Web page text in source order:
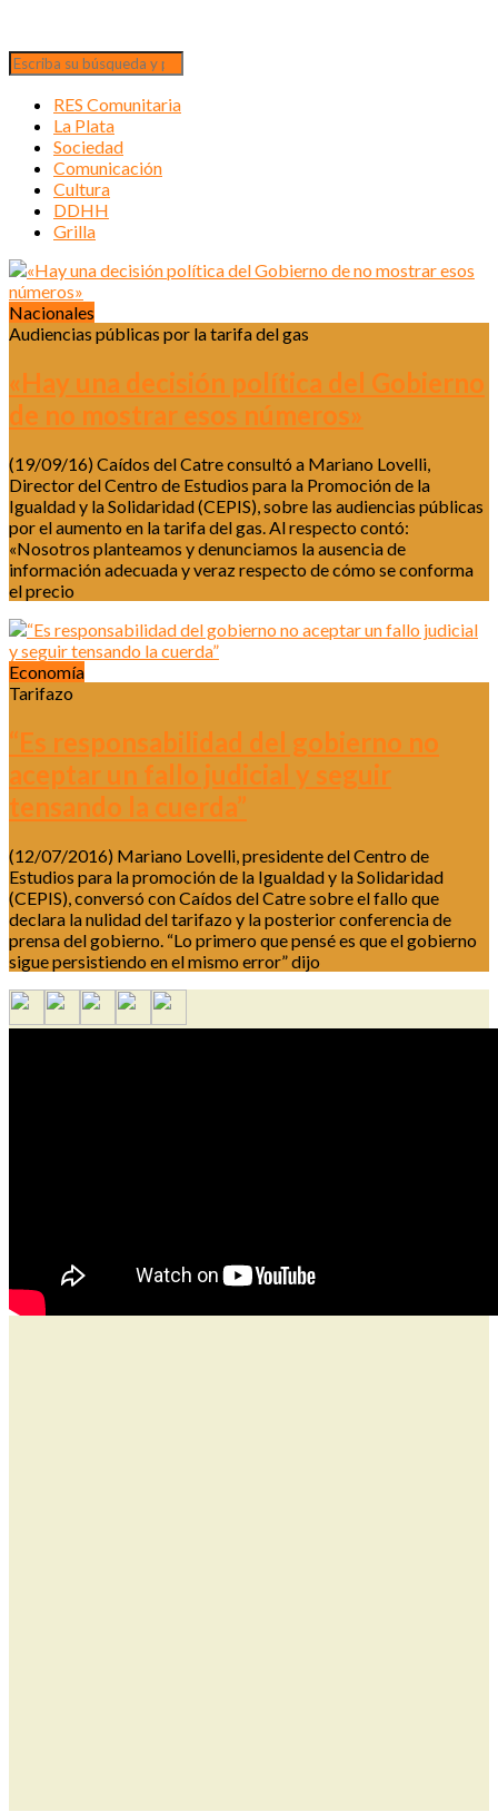
RES Comunitaria
La Plata
Sociedad
Comunicación
Cultura
DDHH
Grilla
Nacionales
Audiencias públicas por la tarifa del gas
«Hay una decisión política del Gobierno
de no mostrar esos números»
(19/09/16) Caídos del Catre consultó a Mariano Lovelli,
Director del Centro de Estudios para la Promoción de la
Igualdad y la Solidaridad (CEPIS), sobre las audiencias públicas
por el aumento en la tarifa del gas. Al respecto contó:
«Nosotros planteamos y denunciamos la ausencia de
información adecuada y veraz respecto de cómo se conforma
el precio
Economía
Tarifazo
“Es responsabilidad del gobierno no
aceptar un fallo judicial y seguir
tensando la cuerda”
(12/07/2016) Mariano Lovelli, presidente del Centro de
Estudios para la promoción de la Igualdad y la Solidaridad
(CEPIS), conversó con Caídos del Catre sobre el fallo que
declara la nulidad del tarifazo y la posterior conferencia de
prensa del gobierno. “Lo primero que pensé es que el gobierno
sigue persistiendo en el mismo error” dijo